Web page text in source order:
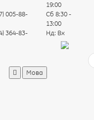
005-88-
364-83-
19:00
Сб 8:30 -
13:00
Нд: Вх
Мова